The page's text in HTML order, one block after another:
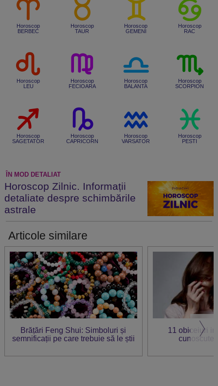
Horoscop
BERBEC
Horoscop
TAUR
Horoscop
GEMENI
Horoscop
RAC
Horoscop
LEU
Horoscop
FECIOARA
Horoscop
BALANTA
Horoscop
SCORPION
Horoscop
SAGETATOR
Horoscop
CAPRICORN
Horoscop
VARSATOR
Horoscop
PESTI
ÎN MOD DETALIAT
Horoscop Zilnic. Informații
detaliate despre schimbările
astrale
Articole similare
Brățări Feng Shui: Simboluri și
semnificații pe care trebuie să le știi
11 obiceiuri
cunoscute